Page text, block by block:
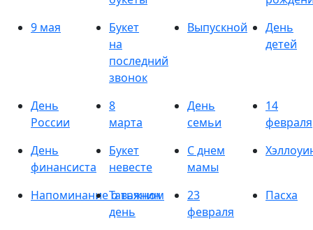
9 мая
Букет
на
последний
звонок
Выпускной
День
детей
День
России
8
марта
День
семьи
14
февраля
День
финансиста
Букет
невесте
С днем
мамы
Напоминание о важном
Татьянин
день
23
февраля
Пасха